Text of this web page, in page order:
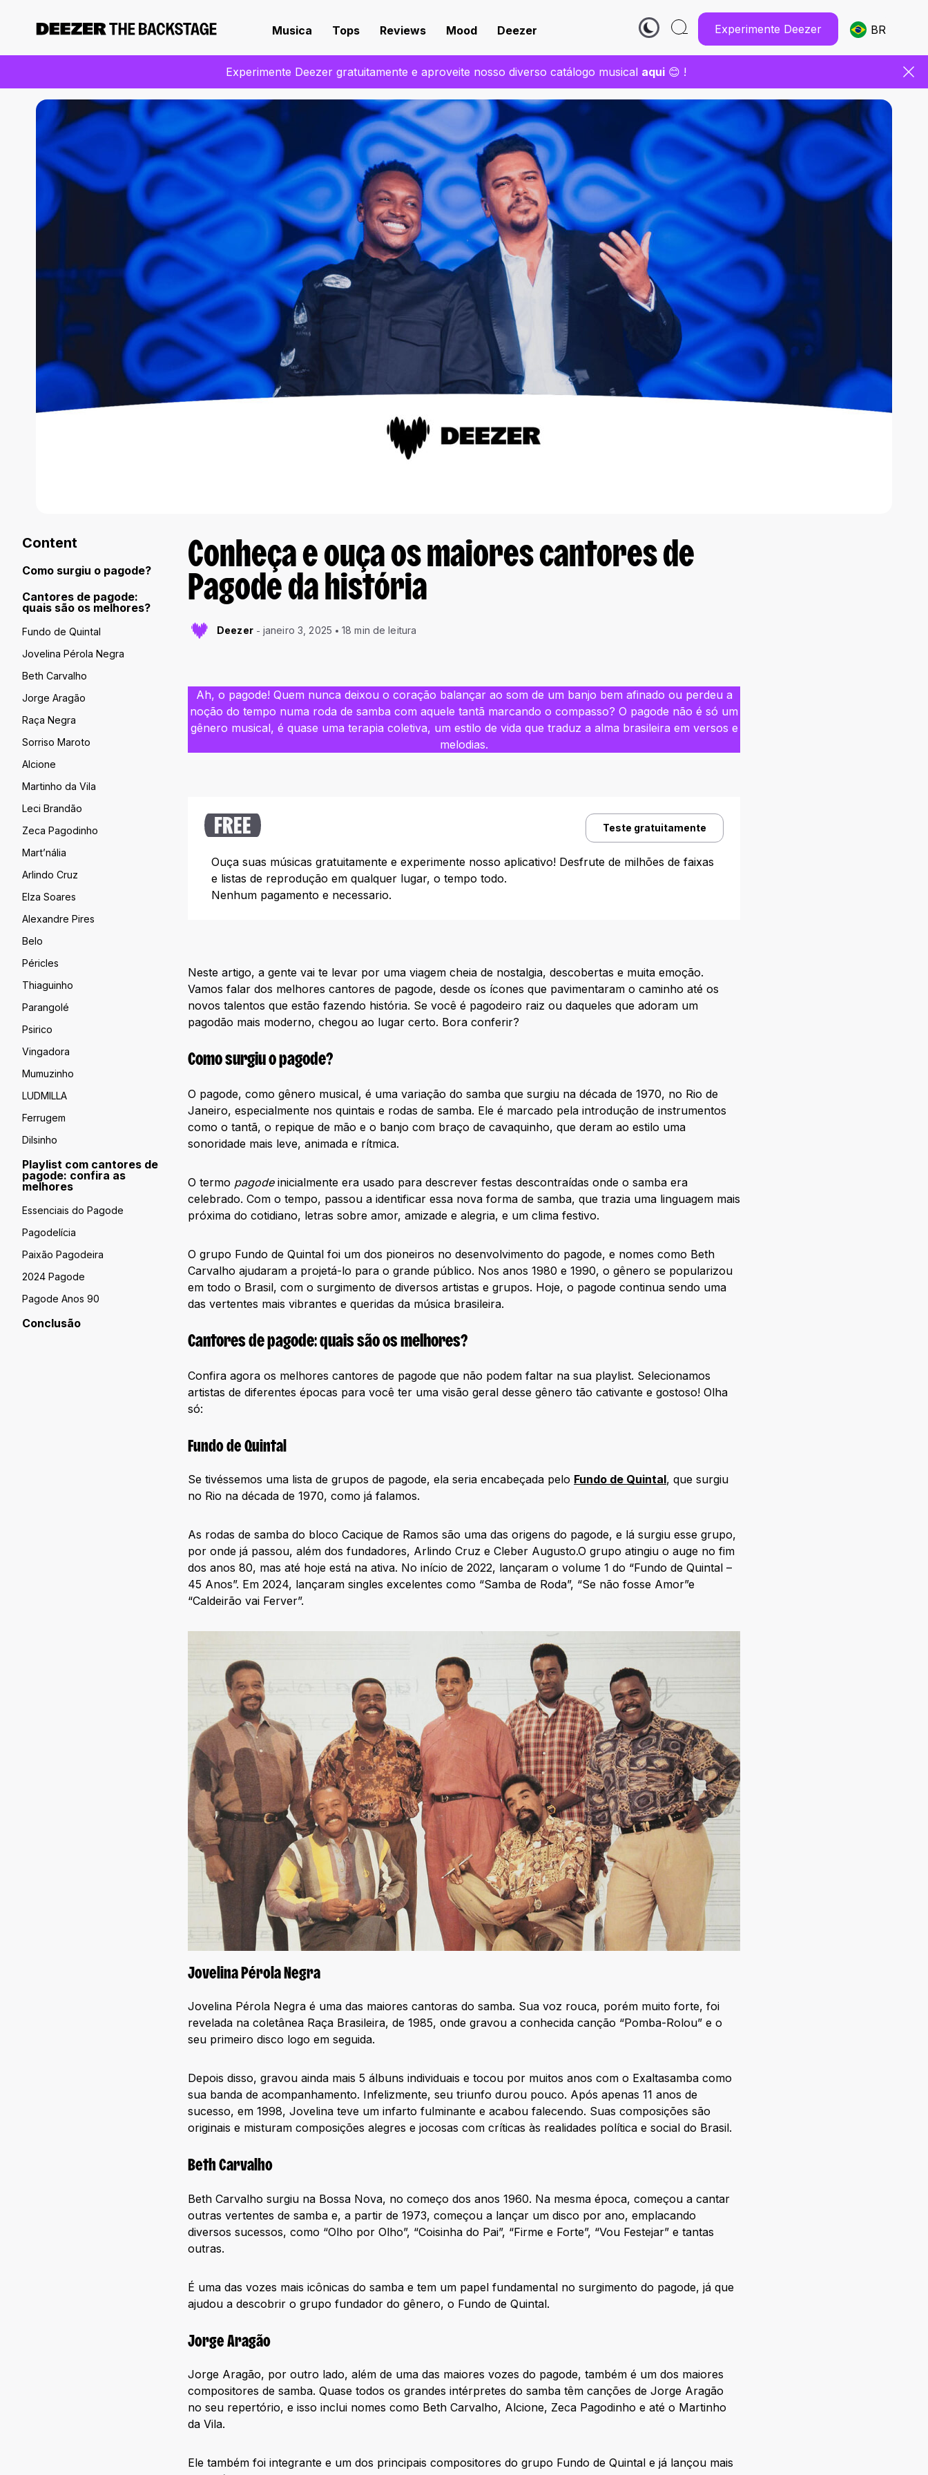
Musica Tops Reviews Mood Deezer Experimente Deezer BR
Experimente Deezer gratuitamente e aproveite nosso diverso catálogo musical aqui😊 !
Content
Como surgiu o pagode?
Cantores de pagode:
quais são os melhores?
Fundo de Quintal
Jovelina Pérola Negra
Beth Carvalho
Jorge Aragão
Raça Negra
Sorriso Maroto
Alcione
Martinho da Vila
Leci Brandão
Zeca Pagodinho
Mart’nália
Arlindo Cruz
Elza Soares
Alexandre Pires
Belo
Péricles
Thiaguinho
Parangolé
Psirico
Vingadora
Mumuzinho
LUDMILLA
Ferrugem
Dilsinho
Playlist com cantores de
pagode: confira as
melhores
Essenciais do Pagode
Pagodelícia
Paixão Pagodeira
2024 Pagode
Pagode Anos 90
Conclusão
Conheça e ouça os maiores cantores de
Pagode da história
Deezer janeiro 3, 2025 18 min de leitura
Ah, o pagode! Quem nunca deixou o coração balançar ao som de um banjo bem afinado ou perdeu a
noção do tempo numa roda de samba com aquele tantã marcando o compasso? O pagode não é só um
gênero musical, é quase uma terapia coletiva, um estilo de vida que traduz a alma brasileira em versos e
melodias.
FREE Teste gratuitamente
Ouça suas músicas gratuitamente e experimente nosso aplicativo! Desfrute de milhões de faixas
e listas de reprodução em qualquer lugar, o tempo todo.
Nenhum pagamento e necessario.
Neste artigo, a gente vai te levar por uma viagem cheia de nostalgia, descobertas e muita emoção.
Vamos falar dos melhores cantores de pagode, desde os ícones que pavimentaram o caminho até os
novos talentos que estão fazendo história. Se você é pagodeiro raiz ou daqueles que adoram um
pagodão mais moderno, chegou ao lugar certo. Bora conferir?
Como surgiu o pagode?
O pagode, como gênero musical, é uma variação do samba que surgiu na década de 1970, no Rio de
Janeiro, especialmente nos quintais e rodas de samba. Ele é marcado pela introdução de instrumentos
como o tantã, o repique de mão e o banjo com braço de cavaquinho, que deram ao estilo uma
sonoridade mais leve, animada e rítmica.
O termo pagodeinicialmente era usado para descrever festas descontraídas onde o samba era
celebrado. Com o tempo, passou a identificar essa nova forma de samba, que trazia uma linguagem mais
próxima do cotidiano, letras sobre amor, amizade e alegria, e um clima festivo.
O grupo Fundo de Quintal foi um dos pioneiros no desenvolvimento do pagode, e nomes como Beth
Carvalho ajudaram a projetá-lo para o grande público. Nos anos 1980 e 1990, o gênero se popularizou
em todo o Brasil, com o surgimento de diversos artistas e grupos. Hoje, o pagode continua sendo uma
das vertentes mais vibrantes e queridas da música brasileira.
Cantores de pagode: quais são os melhores?
Confira agora os melhores cantores de pagode que não podem faltar na sua playlist. Selecionamos
artistas de diferentes épocas para você ter uma visão geral desse gênero tão cativante e gostoso! Olha
só:
Fundo de Quintal
Se tivéssemos uma lista de grupos de pagode, ela seria encabeçada pelo Fundo de Quintal, que surgiu
no Rio na década de 1970, como já falamos.
As rodas de samba do bloco Cacique de Ramos são uma das origens do pagode, e lá surgiu esse grupo,
por onde já passou, além dos fundadores, Arlindo Cruz e Cleber Augusto.O grupo atingiu o auge no fim
dos anos 80, mas até hoje está na ativa. No início de 2022, lançaram o volume 1 do “Fundo de Quintal –
45 Anos”. Em 2024, lançaram singles excelentes como “Samba de Roda”, “Se não fosse Amor”e
“Caldeirão vai Ferver”.
Jovelina Pérola Negra
Jovelina Pérola Negra é uma das maiores cantoras do samba. Sua voz rouca, porém muito forte, foi
revelada na coletânea Raça Brasileira, de 1985, onde gravou a conhecida canção “Pomba-Rolou” e o
seu primeiro disco logo em seguida.
Depois disso, gravou ainda mais 5 álbuns individuais e tocou por muitos anos com o Exaltasamba como
sua banda de acompanhamento. Infelizmente, seu triunfo durou pouco. Após apenas 11 anos de
sucesso, em 1998, Jovelina teve um infarto fulminante e acabou falecendo. Suas composições são
originais e misturam composições alegres e jocosas com críticas às realidades política e social do Brasil.
Beth Carvalho
Beth Carvalho surgiu na Bossa Nova, no começo dos anos 1960. Na mesma época, começou a cantar
outras vertentes de samba e, a partir de 1973, começou a lançar um disco por ano, emplacando
diversos sucessos, como “Olho por Olho”, “Coisinha do Pai”, “Firme e Forte”, “Vou Festejar” e tantas
outras.
É uma das vozes mais icônicas do samba e tem um papel fundamental no surgimento do pagode, já que
ajudou a descobrir o grupo fundador do gênero, o Fundo de Quintal.
Jorge Aragão
Jorge Aragão, por outro lado, além de uma das maiores vozes do pagode, também é um dos maiores
compositores de samba. Quase todos os grandes intérpretes do samba têm canções de Jorge Aragão
no seu repertório, e isso inclui nomes como Beth Carvalho, Alcione, Zeca Pagodinho e até o Martinho
da Vila.
Ele também foi integrante e um dos principais compositores do grupo Fundo de Quintal e já lançou mais